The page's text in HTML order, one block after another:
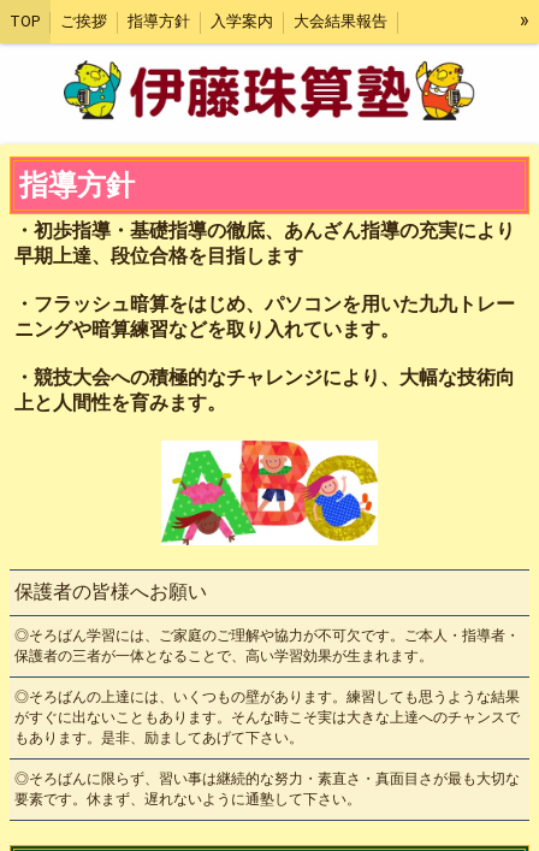
TOP ご挨拶 指導方針 入学案内 大会結果報告
段位成績・過去の成績 問題ダウンロード
»
指導方針
・初歩指導・基礎指導の徹底、あんざん指導の充実により
早期上達、段位合格を目指します
・フラッシュ暗算をはじめ、パソコンを用いた九九トレー
ニングや暗算練習などを取り入れています。
・競技大会への積極的なチャレンジにより、大幅な技術向
上と人間性を育みます。
保護者の皆様へお願い
◎そろばん学習には、ご家庭のご理解や協力が不可欠です。ご本人・指導者・
保護者の三者が一体となることで、高い学習効果が生まれます。
◎そろばんの上達には、いくつもの壁があります。練習しても思うような結果
がすぐに出ないこともあります。そんな時こそ実は大きな上達へのチャンスで
もあります。是非、励ましてあげて下さい。
◎そろばんに限らず、習い事は継続的な努力・素直さ・真面目さが最も大切な
要素です。休まず、遅れないように通塾して下さい。